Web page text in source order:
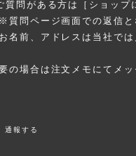
質問がある方は［ショップ
質問ページ画面での返信と
名前、アドレスは当社では
の場合は注文メモにてメッ
通報する